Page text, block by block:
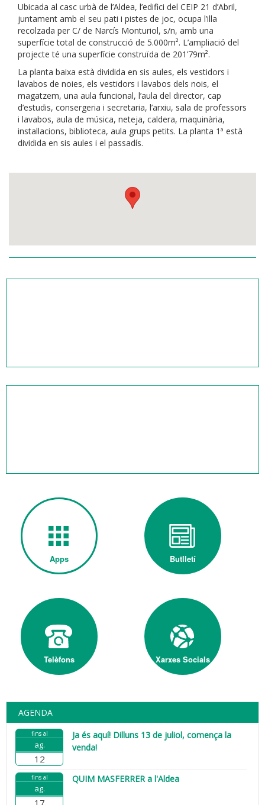
Ubicada al casc urbà de l’Aldea, l’edifici del CEIP 21 d’Abril,
juntament amb el seu pati i pistes de joc, ocupa l’illa
recolzada per C/ de Narcís Monturiol, s/n, amb una
superfície total de construcció de 5.000m². L’ampliació del
projecte té una superfície construïda de 201’79m².
La planta baixa està dividida en sis aules, els vestidors i
lavabos de noies, els vestidors i lavabos dels nois, el
magatzem, una aula funcional, l’aula del director, cap
d’estudis, consergeria i secretaria, l’arxiu, sala de professors
i lavabos, aula de música, neteja, caldera, maquinària,
instal·lacions, biblioteca, aula grups petits. La planta 1ª està
dividida en sis aules i el passadís.
Apps Butlletí
Telèfons Xarxes Socials
AGENDA
fins al
ag.
12
Ja és aquí! Dilluns 13 de juliol, comença la
venda!
fins al
ag.
17
QUIM MASFERRER a l'Aldea